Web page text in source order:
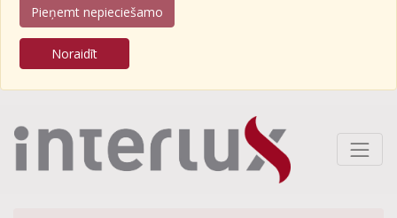
Pieņemt nepieciešamo
Noraidīt